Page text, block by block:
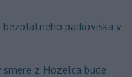
bezplatného parkoviska v
z Hozelca bude